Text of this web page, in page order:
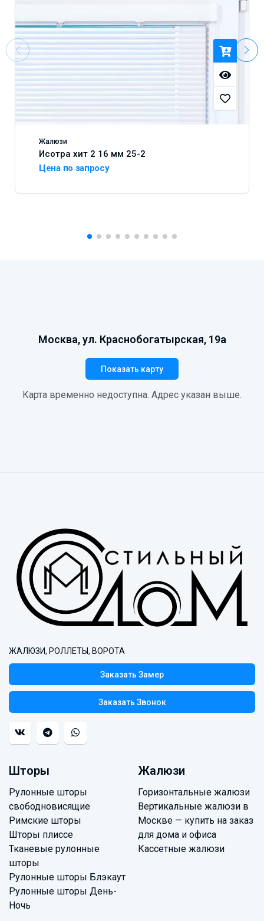
Жалюзи
Исотра хит 2 16 мм 25-2
Цена по запросу
Москва, ул. Краснобогатырская, 19а
Показать карту
Карта временно недоступна. Адрес указан выше.
ЖАЛЮЗИ, РОЛЛЕТЫ, ВОРОТА
Заказать Замер
Заказать Звонок
Шторы
Рулонные шторы
свободновисящие
Римские шторы
Шторы плиссе
Тканевые рулонные
шторы
Рулонные шторы Блэкаут
Рулонные шторы День-
Ночь
Жалюзи
Горизонтальные жалюзи
Вертикальные жалюзи в
Москве — купить на заказ
для дома и офиса
Кассетные жалюзи